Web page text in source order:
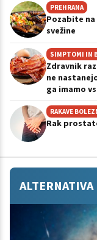
PREHRANA
Pozabite na
svežine
SIMPTOMI IN
Zdravnik
ne
ga imamo
RAKAVE
Rak
ALTERNATIVA